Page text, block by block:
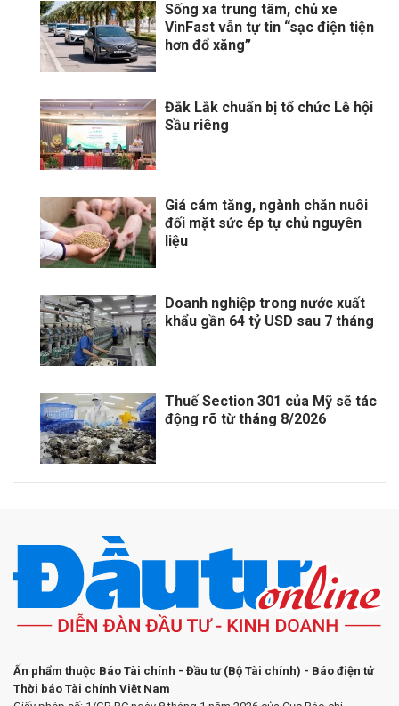
Sống xa trung tâm, chủ xe
VinFast vẫn tự tin “sạc điện tiện
hơn đổ xăng”
Đắk Lắk chuẩn bị tổ chức Lễ hội
Sầu riêng
Giá cám tăng, ngành chăn nuôi
đối mặt sức ép tự chủ nguyên
liệu
Doanh nghiệp trong nước xuất
khẩu gần 64 tỷ USD sau 7 tháng
Thuế Section 301 của Mỹ sẽ tác
động rõ từ tháng 8/2026
Ấn phẩm thuộc Báo Tài chính - Đầu tư (Bộ Tài chính) - Báo điện tử
Thời báo Tài chính Việt Nam